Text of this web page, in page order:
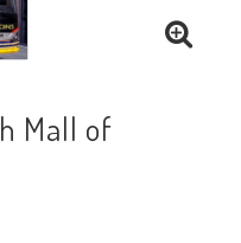
Mall of